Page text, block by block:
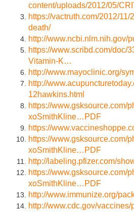
content/uploads/2012/05/
https://vactruth.com/2012/
death/
http://www.ncbi.nlm.nih.gov/
https://www.scribd.com/doc/
Vitamin-K…
http://www.mayoclinic.org/
http://
12hawkins.html
https://www.gsksource.com/
xoSmithKline…PDF
https://
https://www.gsksource.com/
xoSmithKline…PDF
http://labeling.pfizer.com/
https://www.gsksource.com/
xoSmithKline…PDF
http://www.immunize.org/
http://www.cdc.gov/